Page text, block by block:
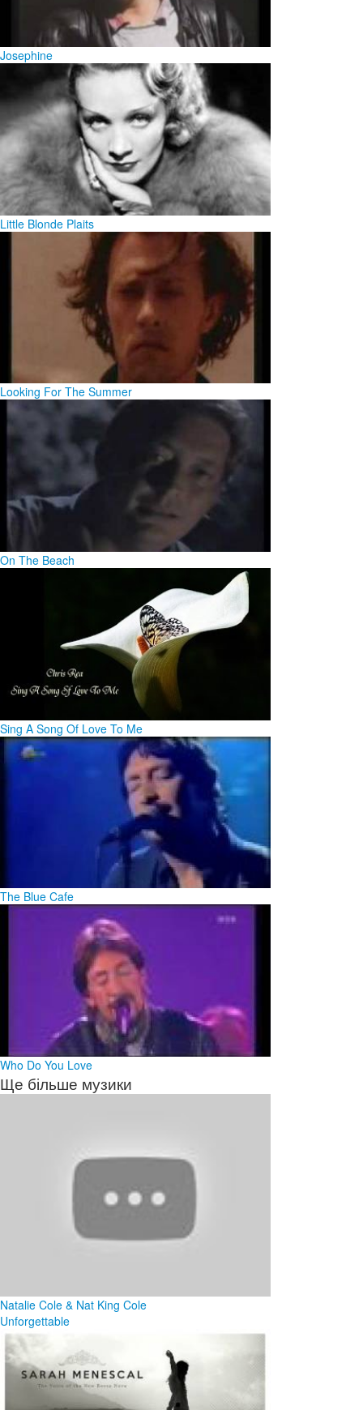
Josephine
Little Blonde Plaits
Looking For The Summer
On The Beach
Sing A Song Of Love To Me
The Blue Cafe
Who Do You Love
Ще більше музики
Natalie Cole & Nat King Cole
Unforgettable